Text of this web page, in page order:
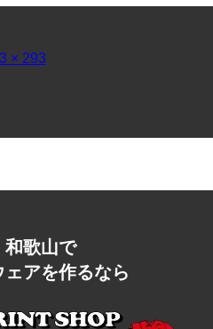
× 293
和歌山で
アを作るなら